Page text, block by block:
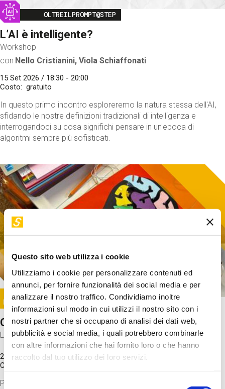
Questo sito web utilizza i cookie
Utilizziamo i cookie per personalizzare contenuti ed
annunci, per fornire funzionalità dei social media e per
analizzare il nostro traffico. Condividiamo inoltre
informazioni sul modo in cui utilizzi il nostro sito con i
nostri partner che si occupano di analisi dei dati web,
pubblicità e social media, i quali potrebbero combinarle
con altre informazioni che hai fornito loro o che hanno
raccolto dal tuo utilizzo dei loro servizi.
Selezione
Image
OLTREILPROMPT@STEP
L’AI è intelligente?
Workshop
con Nello Cristianini, Viola Schiaffonati
15 Set 2026 / 18:30 - 20:00
Costo
gratuito
In questo primo incontro esploreremo la natura stessa dell'AI,
sfidando le nostre definizioni tradizionali di intelligenza e
interrogandoci su cosa significhi pensare in un'epoca di
algoritmi sempre più sofisticati.
Image
SUNDAY@STEP
Come funziona il cervello?
Laboratorio
20 Set 2026 / 11:15 - 13:00
Costo
Proveremo a costruire un cervello in cartoncino cercando di